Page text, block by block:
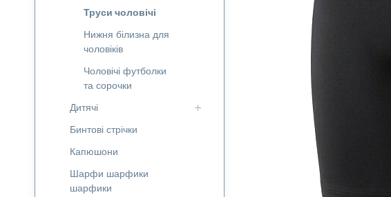
Труси чоловічі
Нижня білизна для
чоловіків
Чоловічі футболки
та сорочки
Дитячі
Бинтові стрічки
Капюшони
Шарфи шарфики
шарфики